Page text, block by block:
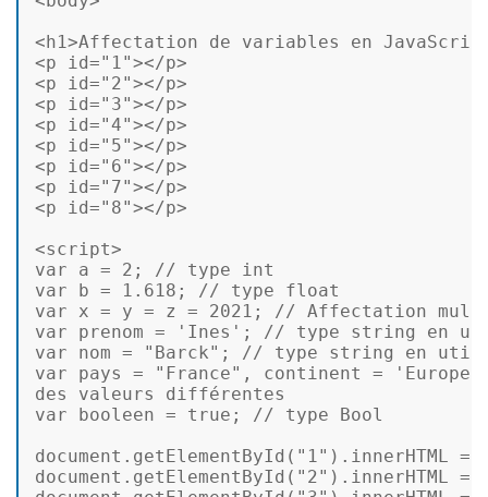
<h1>Affectation de variables en
<p id="1"></p>
<p id="2"></p>
<p id="3"></p>
<p id="4"></p>
<p id="5"></p>
<p id="6"></p>
<p id="7"></p>
<p id="8"></p>
<script>
var a = 2; // type int
var b = 1.618; // type
float
var x = y = z = 2021; // Affectation
var prenom =
'Ines' ; // type string en
var nom =
"Barck" ; // type string en
var pays =
"France" , continent = 'Europe'
des valeurs différentes
var booleen = true ; // type Bool
document.getElementById( "1" ).innerHTML =
document.getElementById( "2" ).innerHTML =